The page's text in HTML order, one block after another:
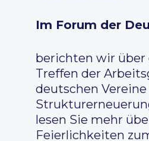
Im Forum der
berichten wir über
Treffen der
deutschen
lesen Sie mehr
Feierlichkeiten